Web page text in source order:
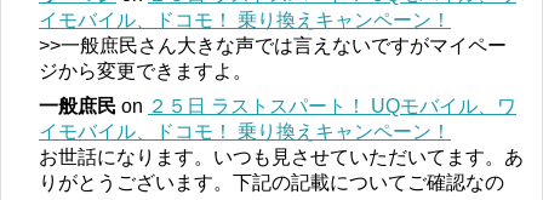
イモバイル、ドコモ！ 乗り換えキャンペーン！
>>一般庶民さん大きな声では言えないですがマイペー
ジから変更できますよ。
一般庶民 on ２５日 ラストスパート！ UQモバイル、ワ
イモバイル、ドコモ！ 乗り換えキャンペーン！
お世話になります。いつも見させていただいてます。あ
りがとうございます。下記の記載についてご確認なの